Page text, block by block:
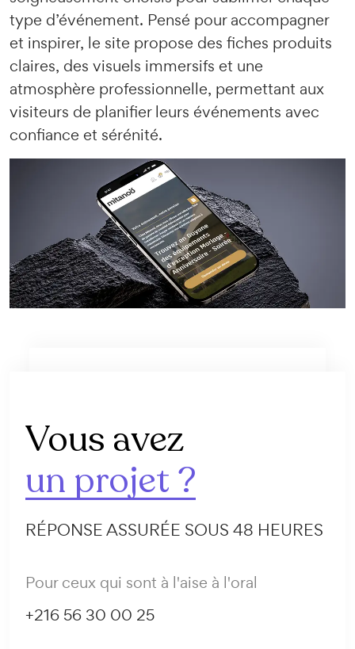
type d’événement. Pensé pour accompagner
et inspirer, le site propose des fiches produits
claires, des visuels immersifs et une
atmosphère professionnelle, permettant aux
visiteurs de planifier leurs événements avec
confiance et sérénité.
Vous avez
un projet ?
RÉPONSE ASSURÉE SOUS 48 HEURES
Pour ceux qui sont à l'aise à l'oral
+216 56 30 00 25